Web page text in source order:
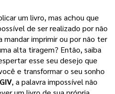
um livro, mas achou que
de ser realizado por não
imprimir ou por não ter
alta tiragem? Então, saiba
esse seu desejo que
e transformar o seu sonho
GIV, a palavra impossível não